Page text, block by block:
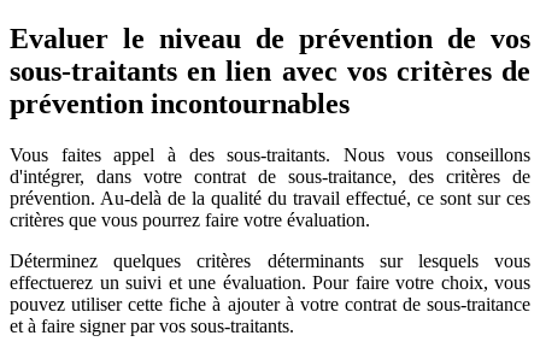
Evaluer le niveau de prévention de vos
sous-traitants en lien avec vos critères de
prévention incontournables
Vous faites appel à des sous-traitants. Nous vous conseillons
d'intégrer, dans votre contrat de sous-traitance, des critères de
prévention. Au-delà de la qualité du travail effectué, ce sont sur ces
critères que vous pourrez faire votre évaluation.
Déterminez quelques critères déterminants sur lesquels vous
effectuerez un suivi et une évaluation. Pour faire votre choix, vous
pouvez utiliser cette fiche à ajouter à votre contrat de sous-traitance
et à faire signer par vos sous-traitants.